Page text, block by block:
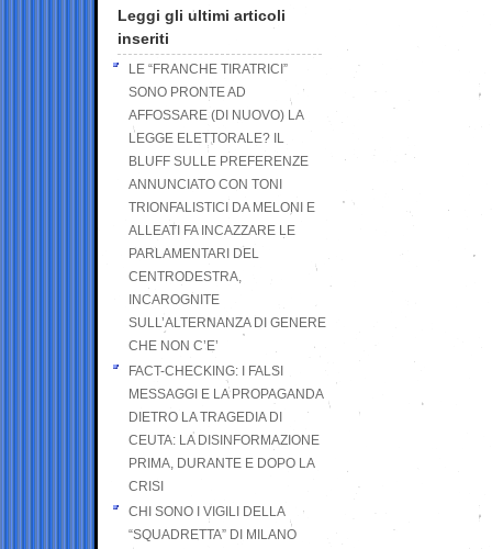
Leggi gli ultimi articoli
inseriti
LE “FRANCHE TIRATRICI”
SONO PRONTE AD
AFFOSSARE (DI NUOVO) LA
LEGGE ELETTORALE? IL
BLUFF SULLE PREFERENZE
ANNUNCIATO CON TONI
TRIONFALISTICI DA MELONI E
ALLEATI FA INCAZZARE LE
PARLAMENTARI DEL
CENTRODESTRA,
INCAROGNITE
SULL’ALTERNANZA DI GENERE
CHE NON C’E’
FACT-CHECKING: I FALSI
MESSAGGI E LA PROPAGANDA
DIETRO LA TRAGEDIA DI
CEUTA: LA DISINFORMAZIONE
PRIMA, DURANTE E DOPO LA
CRISI
CHI SONO I VIGILI DELLA
“SQUADRETTA” DI MILANO